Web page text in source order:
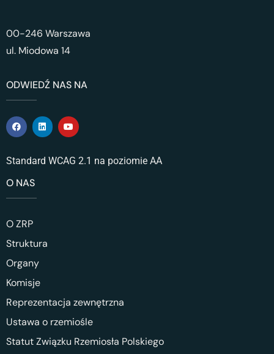
00-246 Warszawa
ul. Miodowa 14
ODWIEDŹ NAS NA
Standard WCAG 2.1 na poziomie AA
O NAS
O ZRP
Struktura
Organy
Komisje
Reprezentacja zewnętrzna
Ustawa o rzemiośle
Statut Związku Rzemiosła Polskiego